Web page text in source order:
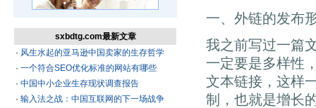
sxbdtg.com最新文章
· 风生水起的亚马逊中国卖家的生存哲学
· 一个符合SEO优化标准的网站有哪些
· 中国中小企业生存现状调查报告
· 输入法之战：中国互联网的下一场战争
一、外链的发布
我之前写过一篇
一定要是多样性
文本链接，这样
制，也就是增长